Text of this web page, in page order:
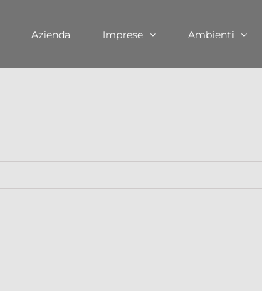
Azienda Imprese Ambienti